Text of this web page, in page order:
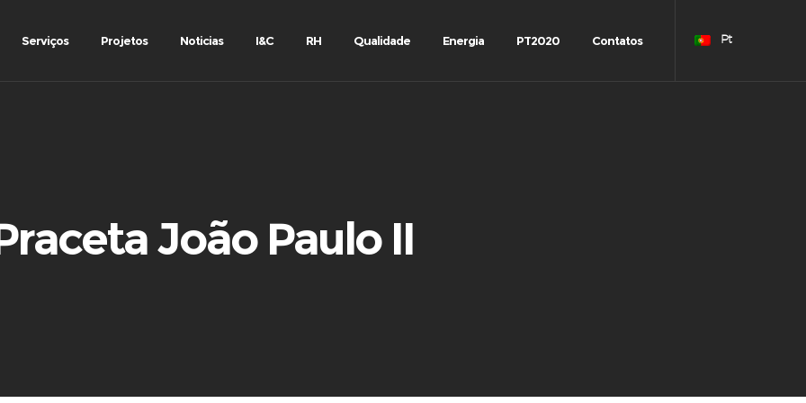
Pt
Serviços Projetos Noticias I&C RH Qualidade Energia PT2020 Contatos
João Paulo II